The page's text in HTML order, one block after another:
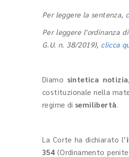
Per leggere la sentenza,
Per leggere l'ordinanza
G.U. n. 38/2019), clicca
Diamo sintetica notizia
costituzionale nella
regime disemilibertà.
La Corte ha dichiarato l’
354(Ordinamento